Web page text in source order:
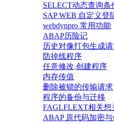
SELECT动态查询条
SAP WEB 自定义登
webdynpro 常用功能
ABAP历险记
历史对像打包生成
防掉线程序
任意修改,创建程序
内存传值
删除被锁的传输请求
程序的备份与迁移
FAGLFLEXT相关想
ABAP 原代码加密与